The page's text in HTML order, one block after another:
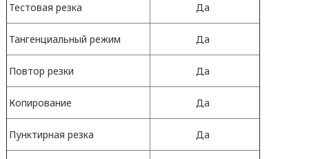
Тестовая резка Да
Тангенциальный режим Да
Повтор резки Да
Копирование Да
Пунктирная резка Да